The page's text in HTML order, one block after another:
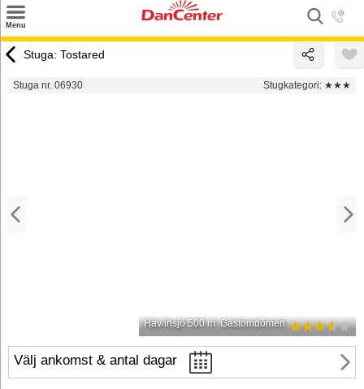
Menu
Tilbud
Stuga: Tostared
Stuga nr. 06930 Stugkategori: ★★★
Hav/insjö 500 m Gästomdömen
Välj ankomst & antal dagar